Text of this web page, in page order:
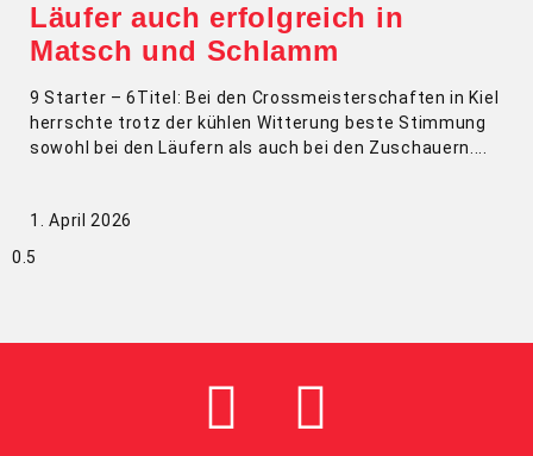
Läufer auch erfolgreich in
Matsch und Schlamm
9 Starter – 6Titel: Bei den Crossmeisterschaften in Kiel
herrschte trotz der kühlen Witterung beste Stimmung
sowohl bei den Läufern als auch bei den Zuschauern.
1. April 2026